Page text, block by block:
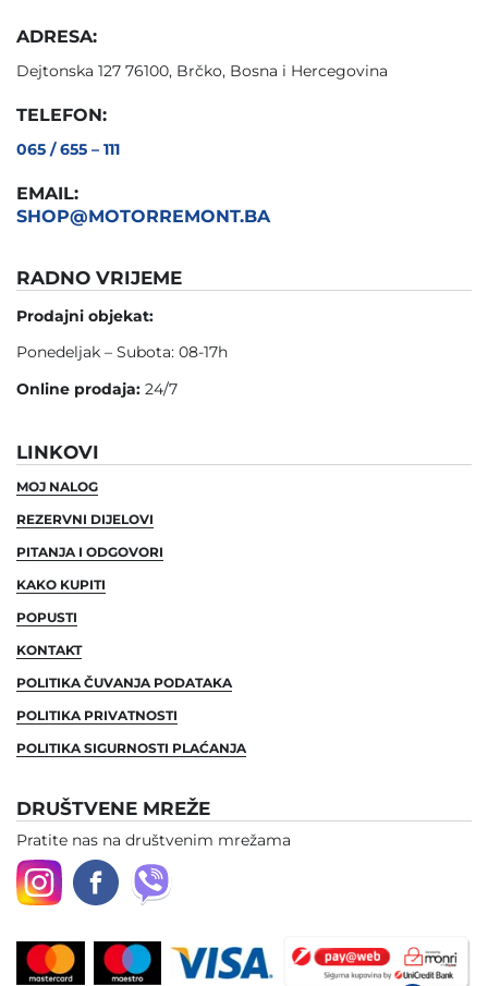
ADRESA:
Dejtonska 127 76100, Brčko, Bosna i Hercegovina
TELEFON:
065 / 655 – 111
EMAIL:
SHOP@MOTORREMONT.BA
RADNO VRIJEME
Prodajni objekat:
Ponedeljak – Subota: 08-17h
Online prodaja: 24/7
LINKOVI
MOJ NALOG
REZERVNI DIJELOVI
PITANJA I ODGOVORI
KAKO KUPITI
POPUSTI
KONTAKT
POLITIKA ČUVANJA PODATAKA
POLITIKA PRIVATNOSTI
POLITIKA SIGURNOSTI PLAĆANJA
DRUŠTVENE MREŽE
Pratite nas na društvenim mrežama